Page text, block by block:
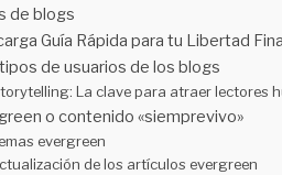
de blogs
Guía Rápida para tu Libertad
de usuarios de los blogs
La clave para atraer lectores
o contenido «siemprevivo»
evergreen
de los artículos evergreen